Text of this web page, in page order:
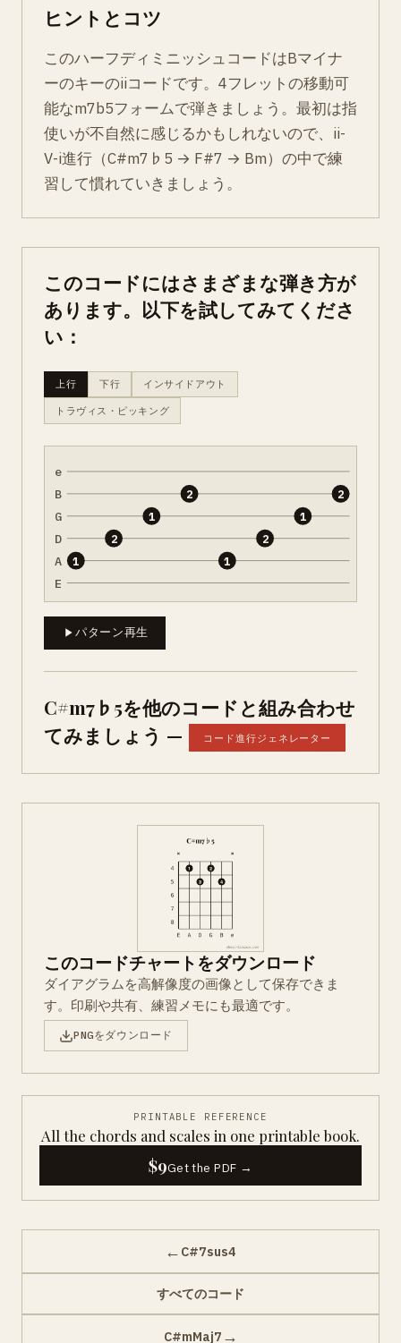
ヒントとコツ
このハーフディミニッシュコードはBマイナ
ーのキーのiiコードです。4フレットの移動可
能なm7b5フォームで弾きましょう。最初は指
使いが不自然に感じるかもしれないので、ii-
V-i進行（C#m7♭5 → F#7 → Bm）の中で練
習して慣れていきましょう。
このコードにはさまざまな弾き方が
あります。以下を試してみてくださ
い：
上行 下行 インサイドアウト
トラヴィス・ピッキング
e
B
G
D
A
E
1
2
1
2
1
2
1
2
パターン再生
C#m7♭5を他のコードと組み合わせ
てみましょう —
コード進行ジェネレーター
このコードチャートをダウンロード
ダイアグラムを高解像度の画像として保存できま
す。印刷や共有、練習メモにも最適です。
PNGをダウンロード
PRINTABLE REFERENCE
All the chords and scales in one printable book.
$9Get the PDF →
← C#7sus4
すべてのコード
C#mMaj7 →